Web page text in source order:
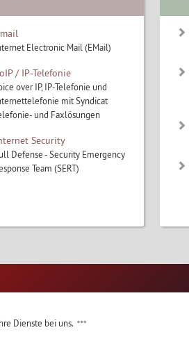
Electronic Mail (EMail)
/ IP-Telefonie
over IP, IP-Telefonie und
mit Syndicat
und Faxlösungen
Security
Defense - Security Emergency
Team (SERT)
Dienste bei uns.